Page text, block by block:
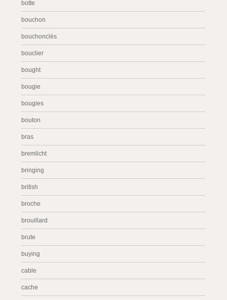
botte
bouchon
bouchonclés
bouclier
bought
bougie
bougies
bouton
bras
bremlicht
bringing
british
broche
brouillard
brute
buying
cable
cache